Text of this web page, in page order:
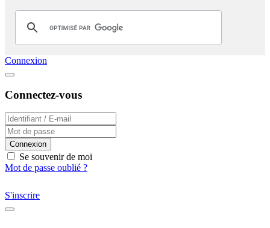
Connexion
Connectez-vous
Connexion
Se souvenir de moi
Mot de passe oublié ?
S'inscrire